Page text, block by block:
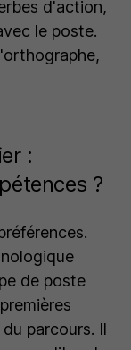
d'action,
le poste.
:
?
de poste
parcours. Il